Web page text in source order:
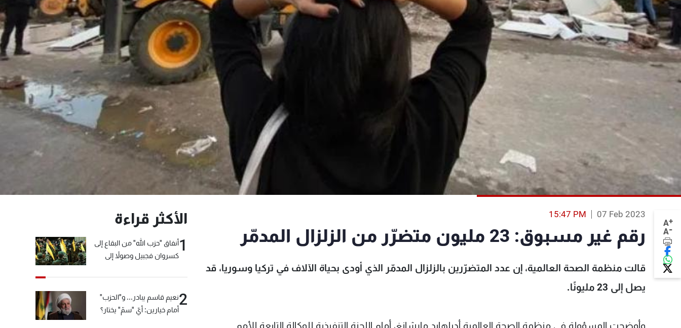
A+
A-
07 Feb 2023
15:47 PM
رقم غير مسبوق: 23 مليون متضرّر من الزلزال المدمّر
قالت منظمة الصحة العالمية، إن عدد المتضرّرين بالزلزال المدمّر الذي أودى بحياة الآلاف في تركيا وسوريا، قد
يصل إلى 23 مليونًا.
وأوضحت المسؤولة في منظمة الصحة العالمية أديلهايد مارشانغ، أمام اللجنة التنفيذية للوكالة التابعة للأمم
الأكثر قراءة
1أنفاق "حزب الله" من البقاع إلى
كسروان فجبيل وصولاً إلى
2نعيم قاسم يبادر... و"الحزب"
أمام خيارين: أيّ "سمّ" يختار؟